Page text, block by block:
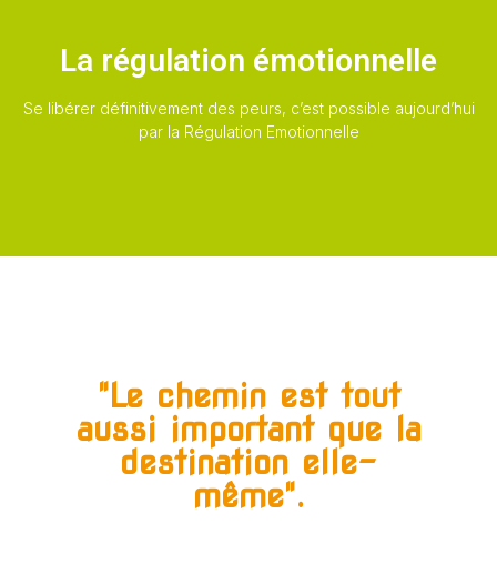
La régulation émotionnelle
Se libérer définitivement des peurs, c’est possible aujourd’hui
par la Régulation Emotionnelle
"Le chemin est tout
aussi important que la
destination elle-
même".